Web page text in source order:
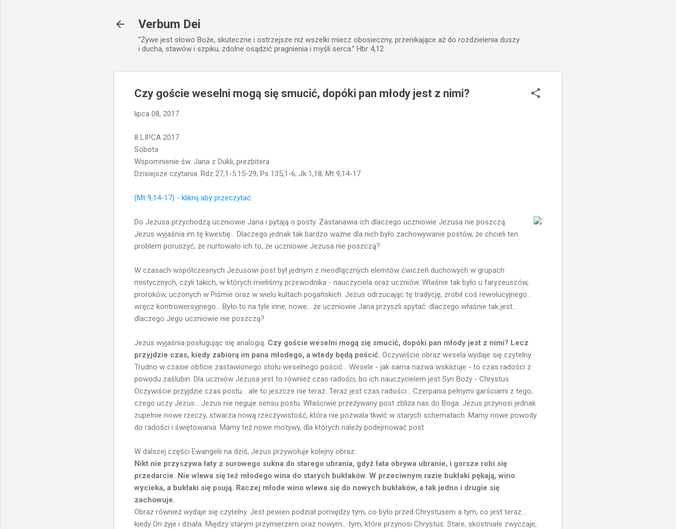
Verbum Dei
”Żywe jest słowo Boże, skuteczne i ostrzejsze niż wszelki miecz obosieczny, przenikające aż do rozdzielenia duszy
i ducha, stawów i szpiku, zdolne osądzić pragnienia i myśli serca.” Hbr 4,12
Czy goście weselni mogą się smucić, dopóki pan młody jest z nimi?
lipca 08, 2017
8 LIPCA 2017
Sobota
Wspomnienie św. Jana z Dukli, prezbitera
Dzisiejsze czytania: Rdz 27,1-5.15-29; Ps 135,1-6; Jk 1,18; Mt 9,14-17
(Mt 9,14-17) - kliknij aby przeczytać.
Do Jezusa przychodzą uczniowie Jana i pytają o posty. Zastanawia ich dlaczego uczniowie Jezusa nie poszczą.
Jezus wyjaśnia im tę kwestię... Dlaczego jednak tak bardzo ważne dla nich było zachowywanie postów, że chcieli ten
problem poruszyć, że nurtowało ich to, że uczniowie Jezusa nie poszczą?
W czasach współczesnych Jezusowi post był jednym z nieodłącznych elemtów ćwiczeń duchowych w grupach
mistycznych, czyli takich, w których mieliśmy przewodnika - nauczyciela oraz uczniów. Właśnie tak było u faryzeuszów,
proroków, uczonych w Piśmie oraz w wielu kultach pogańskich. Jezus odrzucając tę tradycję, zrobił coś rewolucyjnego...
wręcz kontrowersyjnego... Było to na tyle inne, nowe... że uczniowie Jana przyszli spytać: dlaczego właśnie tak jest...
dlaczego Jego uczniowie nie poszczą?
Jezus wyjaśnia posługując się analogią. Czy goście weselni mogą się smucić, dopóki pan młody jest z nimi? Lecz
przyjdzie czas, kiedy zabiorą im pana młodego, a wtedy będą pościć. Oczywiście obraz wesela wydaje się czytelny.
Trudno w czasie obficie zastawionego stołu weselnego pościć... Wesele - jak sama nazwa wskazuje - to czas radości z
powodu zaślubin. Dla uczniów Jezusa jest to również czas radości, bo ich nauczycielem jest Syn Boży - Chrystus.
Oczywiście przyjdzie czas postu... ale to jeszcze nie teraz. Teraz jest czas radości... Czerpania pełnymi garściami z tego,
czego uczy Jezus... Jezus nie neguje sensu postu. Właściwie przeżywany post zbliża nas do Boga. Jezus przynosi jednak
zupełnie nowe rzeczy, stwarza nową rzeczywistość, która nie pozwala tkwić w starych schematach. Mamy nowe powody
do radości i świętowania. Mamy też nowe motywy, dla których należy podejmować post
W dalszej części Ewangelii na dziś, Jezus przywołuje kolejny obraz.
Nikt nie przyszywa łaty z surowego sukna do starego ubrania, gdyż łata obrywa ubranie, i gorsze robi się
przedarcie. Nie wlewa się też młodego wina do starych bukłaków. W przeciwnym razie bukłaki pękają, wino
wycieka, a bukłaki się psują. Raczej młode wino wlewa się do nowych bukłaków, a tak jedno i drugie się
zachowuje.
Obraz również wydaje się czytelny. Jest pewien podział pomiędzy tym, co było przed Chrystusem a tym, co jest teraz...
kiedy On żyje i działa. Między starym przymierzem oraz nowym... tym, które przynosi Chrystus. Stare, skostniałe zwyczaje,